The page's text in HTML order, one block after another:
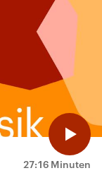
27:16 Minuten